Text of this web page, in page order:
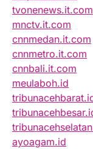
tvonenews.it.com
mnctv.it.com
cnnmedan.it.com
cnnmetro.it.com
cnnbali.it.com
meulaboh.id
ayoagam.id